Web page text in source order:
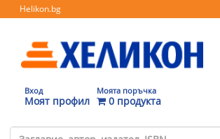
Helikon.bg
Вход
Моят профил
Моята поръчка
0 продукта